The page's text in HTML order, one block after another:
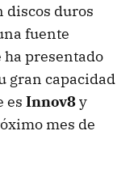
discos duros
fuente
presentado
gran capacidad
es Innov8y
mes de